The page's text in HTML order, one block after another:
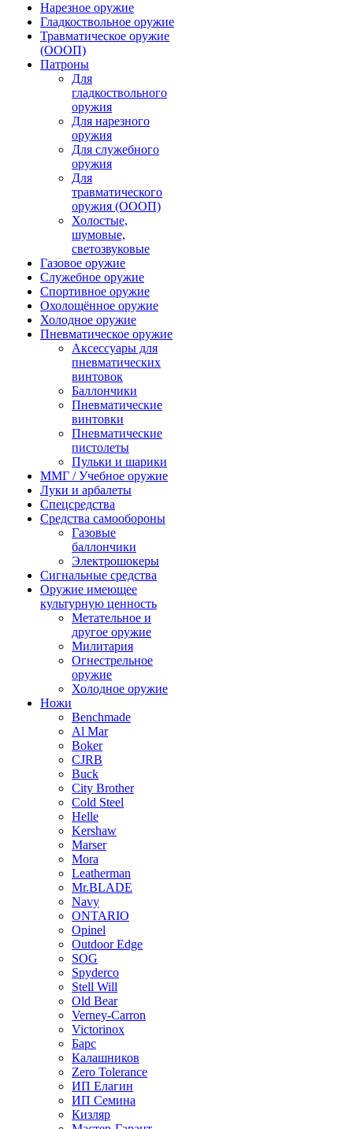
Нарезное оружие
Гладкоствольное оружие
Травматическое оружие
(ОООП)
Патроны
Для
гладкоствольного
оружия
Для нарезного
оружия
Для служебного
оружия
Для
травматического
оружия (ОООП)
Холостые,
шумовые,
светозвуковые
Газовое оружие
Служебное оружие
Спортивное оружие
Охолощённое оружие
Холодное оружие
Пневматическое оружие
Аксессуары для
пневматических
винтовок
Баллончики
Пневматические
винтовки
Пневматические
пистолеты
Пульки и шарики
ММГ / Учебное оружие
Луки и арбалеты
Спецсредства
Средства самообороны
Газовые
баллончики
Электрошокеры
Сигнальные средства
Оружие имеющее
культурную ценность
Метательное и
другое оружие
Милитария
Огнестрельное
оружие
Холодное оружие
Ножи
Benchmade
Al Mar
Boker
CJRB
Buck
City Brother
Cold Steel
Helle
Kershaw
Marser
Mora
Leatherman
Mr.BLADE
Navy
ONTARIO
Opinel
Outdoor Edge
SOG
Spyderco
Stell Will
Old Bear
Verney-Carron
Victorinox
Барс
Калашников
Zero Tolerance
ИП Елагин
ИП Семина
Кизляр